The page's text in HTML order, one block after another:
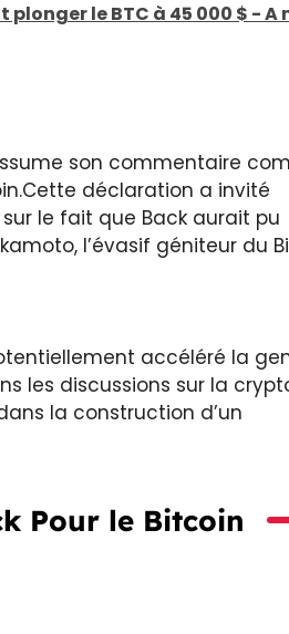
le BTC à 45 000 $ - A
son commentaire
déclaration a invité
le fait que Back aurait pu
l’évasif géniteur du
accéléré la
les discussions sur la
la construction d’un
Pour le Bitcoin